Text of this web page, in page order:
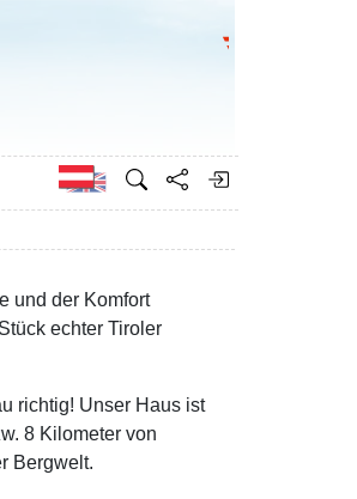
Englisch
und der Komfort
echter Tiroler
richtig! Unser Haus ist
8 Kilometer von
Bergwelt.